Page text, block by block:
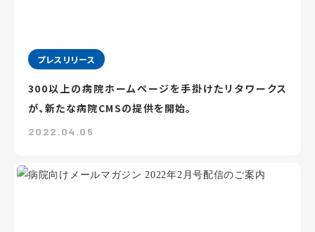
プレスリリース
300以上の病院ホームページを手掛けたリタワークス
が、新たな病院CMSの提供を開始。
2022.04.05